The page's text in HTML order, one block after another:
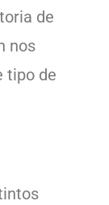
de
nos
tipo de